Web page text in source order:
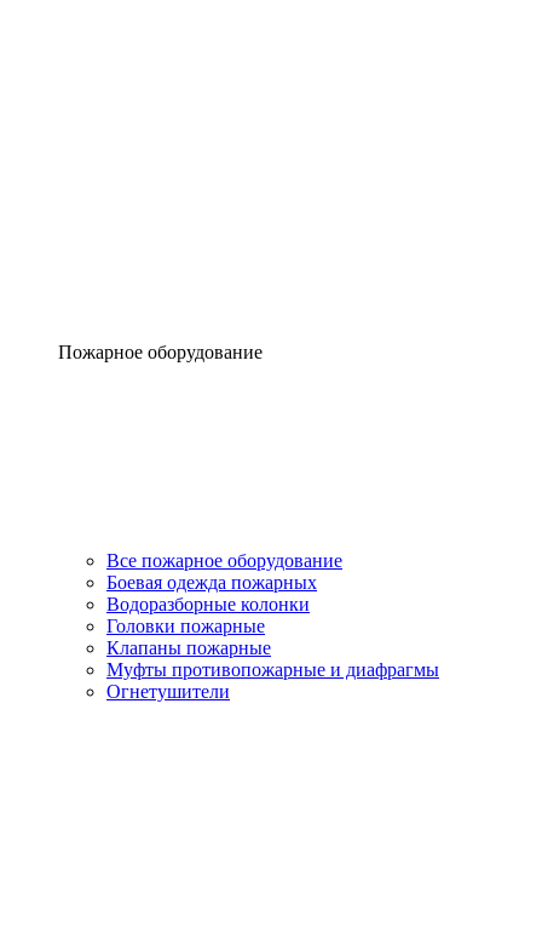
Пожарное оборудование
Все пожарное оборудование
Боевая одежда пожарных
Водоразборные колонки
Головки пожарные
Клапаны пожарные
Муфты противопожарные и диафрагмы
Огнетушители